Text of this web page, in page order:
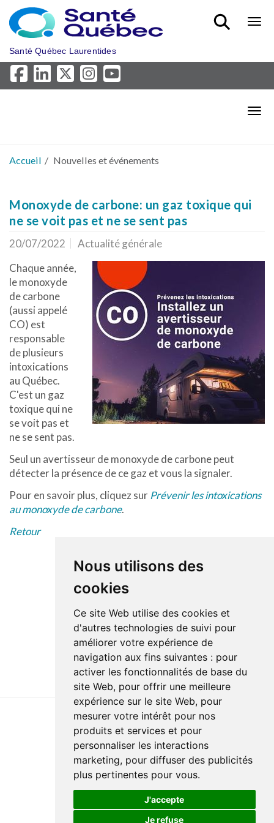
Nous utilisons des
cookies
Ce site Web utilise des cookies et
d'autres technologies de suivi pour
améliorer votre expérience de
navigation aux fins suivantes : pour
activer les fonctionnalités de base du
site Web, pour offrir une meilleure
expérience sur le site Web, pour
mesurer votre intérêt pour nos
produits et services et pour
personnaliser les interactions
marketing, pour diffuser des publicités
plus pertinentes pour vous.
J'accepte
Je refuse
Aller au menu principal
Santé Québec Laurentides
Accueil Nouvelles et événements
Monoxyde de carbone: un gaz toxique qui
ne se voit pas et ne se sent pas
20/07/2022
Actualité générale
Chaque année,
le monoxyde
de carbone
(aussi appelé
CO) est
responsable
de plusieurs
intoxications
au Québec.
C'est un gaz
toxique qui ne
se voit pas et
ne se sent pas.
Seul un avertisseur de monoxyde de carbone peut
détecter la présence de ce gaz et vous la signaler.
Pour en savoir plus, cliquez sur Prévenir les intoxications
au monoxyde de carbone.
Retour
Dernière mise à jour : 27 avril 2023
Accessibilité
Documentation
Réalisation du site